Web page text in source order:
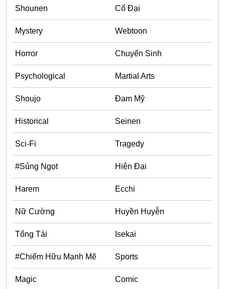
Manga
Xuyên Không
Cổ Đại
Mystery
Horror
Psychological
Martial Arts
Đam Mỹ
Historical
Seinen
Sci-Fi
Shounen Cổ Đại
Mystery Webtoon
Horror Chuyển Sinh
Psychological Martial Arts
Shoujo Đam Mỹ
Historical Seinen
Sci-Fi Tragedy
#Sủng Ngọt Hiện Đại
Harem Ecchi
Nữ Cường Huyền Huyễn
Tổng Tài Isekai
#Chiếm Hữu Mạnh Mẽ Sports
Magic Comic